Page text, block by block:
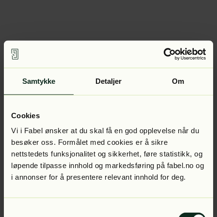
Samtykke Detaljer Om
Cookies
Vi i Fabel ønsker at du skal få en god opplevelse når du
besøker oss. Formålet med cookies er å sikre
nettstedets funksjonalitet og sikkerhet, føre statistikk, og
løpende tilpasse innhold og markedsføring på fabel.no og
i annonser for å presentere relevant innhold for deg.